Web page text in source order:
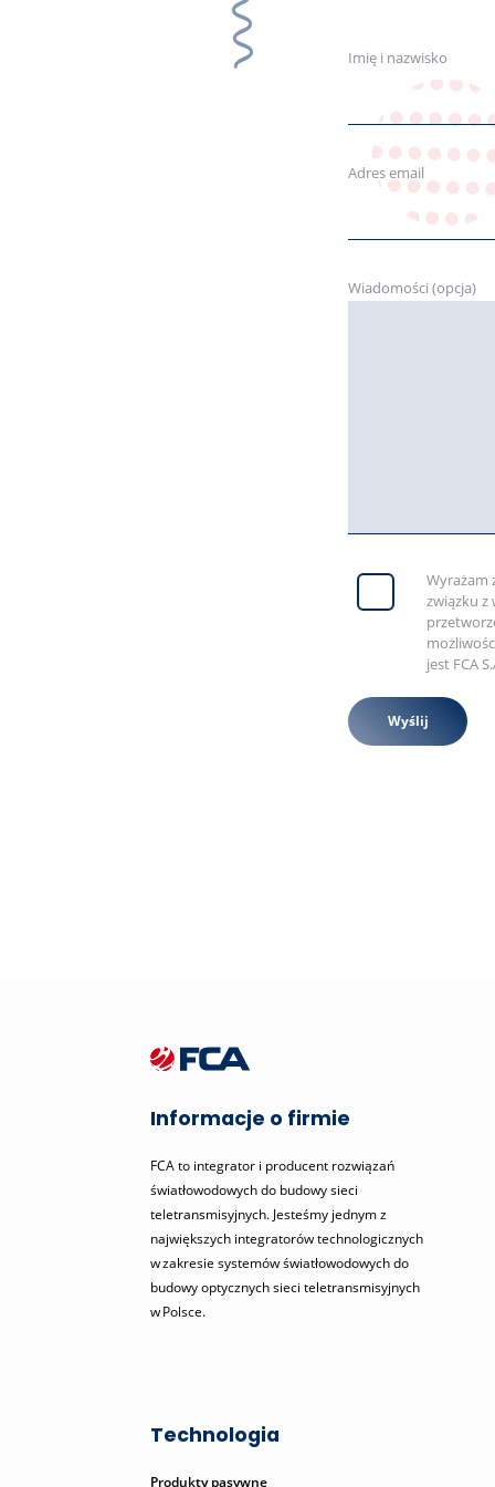
Imię i nazwisko
Adres email
Wiadomości (opcja)
Wyrażam
związku z
jest FCA
Informacje o firmie
FCA to integrator i producent rozwiązań
światłowodowych do budowy sieci
teletransmisyjnych. Jesteśmy jednym z
największych integratorów technologicznych
w zakresie systemów światłowodowych do
budowy optycznych sieci teletransmisyjnych
w Polsce.
Technologia
Produkty pasywne